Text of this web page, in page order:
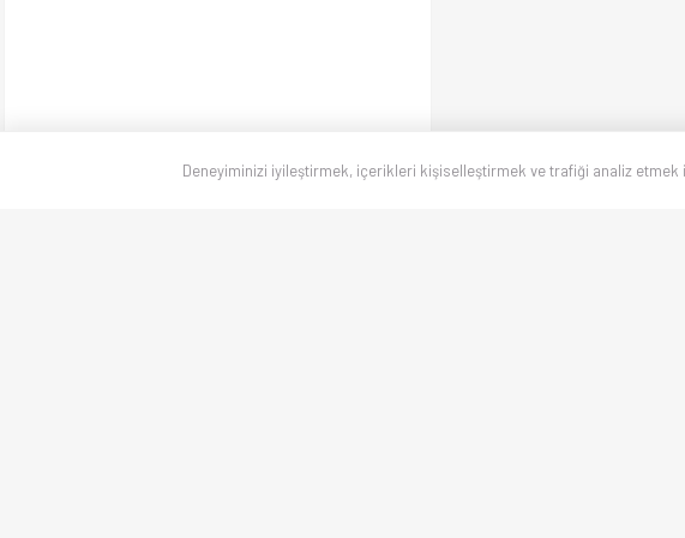
Deneyiminizi iyileştirmek, içerikleri kişiselleştirmek ve trafiği analiz etmek